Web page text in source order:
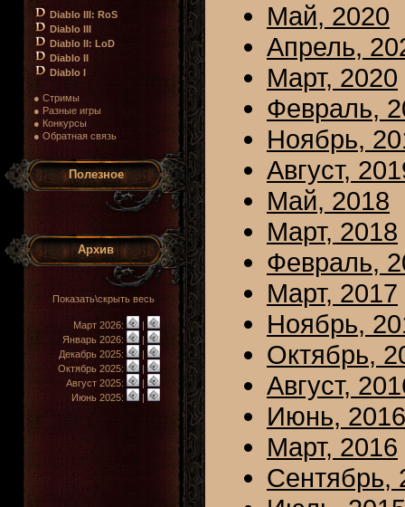
Diablo III: RoS
Diablo III
Diablo II: LoD
Diablo II
Diablo I
● Стримы
● Разные игры
● Конкурсы
● Обратная связь
Полезное
Архив
Показать\скрыть весь
Март 2026:
|
Январь 2026:
|
Декабрь 2025:
|
Октябрь 2025:
|
Август 2025:
|
Июнь 2025:
|
Май, 2020
Апрель,
Март, 2020
Февраль,
Ноябрь,
Август,
Май, 2018
Март, 2018
Февраль,
Март, 2017
Ноябрь,
Октябрь,
Август,
Июнь, 2016
Март, 2016
Сентябрь,